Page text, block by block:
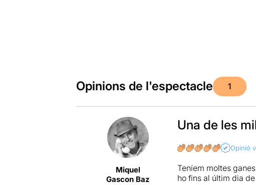
Opinions de l'espectacle 1
Miquel
Gascon Baz
Una de les
Opinió
Teníem moltes
ho fins al últim dia